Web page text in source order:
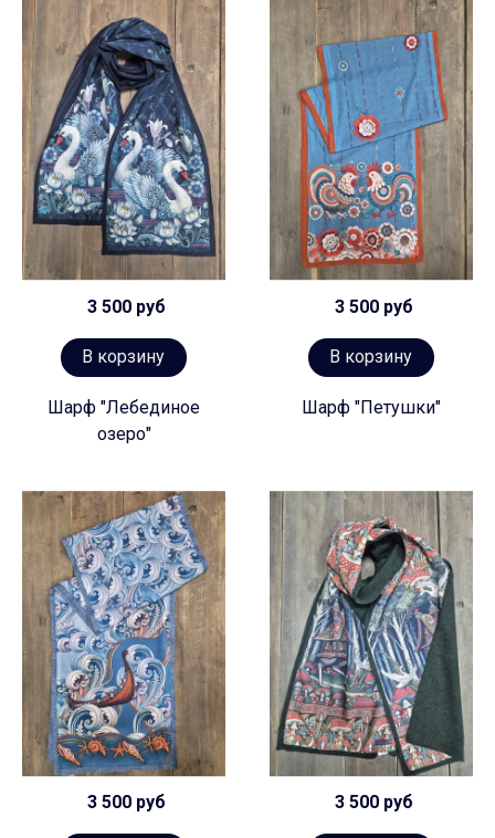
3 500 руб
В корзину
Шарф "Лебединое
озеро"
3 500 руб
В корзину
Шарф "Петушки"
3 500 руб 3 500 руб